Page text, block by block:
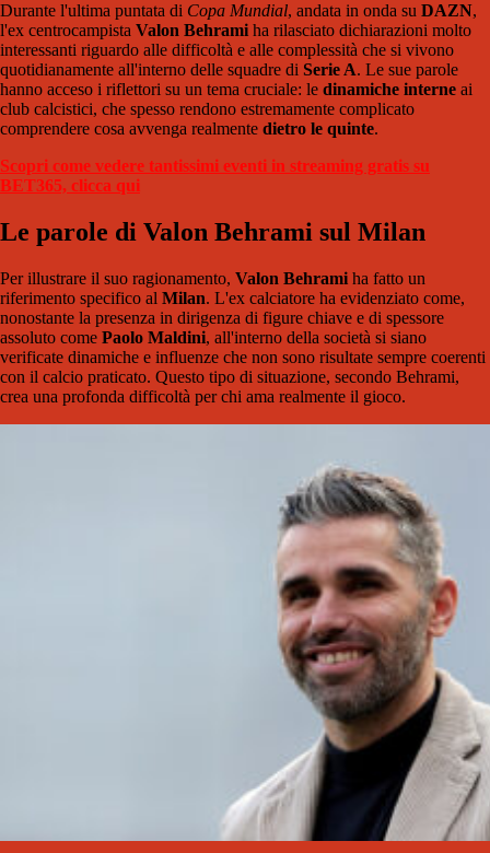
Durante l'ultima puntata di Copa Mundial, andata in onda su DAZN,
l'ex centrocampista Valon Behrami ha rilasciato dichiarazioni molto
interessanti riguardo alle difficoltà e alle complessità che si vivono
quotidianamente all'interno delle squadre di Serie A. Le sue parole
hanno acceso i riflettori su un tema cruciale: le dinamiche interne ai
club calcistici, che spesso rendono estremamente complicato
comprendere cosa avvenga realmente dietro le quinte.
Scopri come vedere tantissimi eventi in streaming gratis su
BET365, clicca qui
Le parole di Valon Behrami sul Milan
Per illustrare il suo ragionamento, Valon Behrami ha fatto un
riferimento specifico al Milan. L'ex calciatore ha evidenziato come,
nonostante la presenza in dirigenza di figure chiave e di spessore
assoluto come Paolo Maldini, all'interno della società si siano
verificate dinamiche e influenze che non sono risultate sempre coerenti
con il calcio praticato. Questo tipo di situazione, secondo Behrami,
crea una profonda difficoltà per chi ama realmente il gioco.